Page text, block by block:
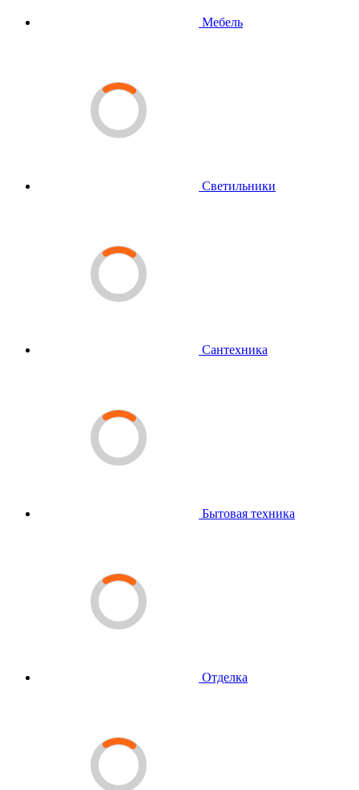
Мебель
Светильники
Сантехника
Бытовая техника
Отделка